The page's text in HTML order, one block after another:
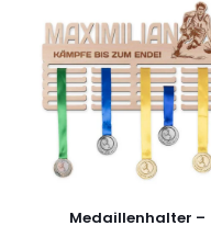
Medaillenhalter –